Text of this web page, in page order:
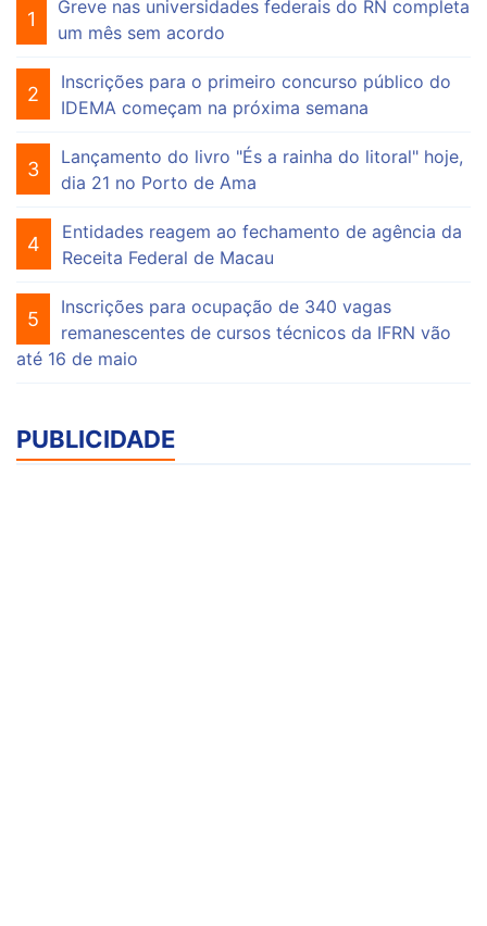
1
Greve nas universidades federais do RN completa
um mês sem acordo
2
Inscrições para o primeiro concurso público do
IDEMA começam na próxima semana
3
Lançamento do livro "És a rainha do litoral" hoje,
dia 21 no Porto de Ama
4
Entidades reagem ao fechamento de agência da
Receita Federal de Macau
5
Inscrições para ocupação de 340 vagas
remanescentes de cursos técnicos da IFRN vão
até 16 de maio
PUBLICIDADE